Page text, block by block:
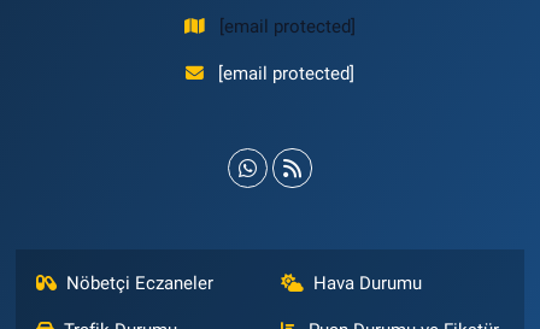
[email protected]
[email protected]
Nöbetçi Eczaneler Hava Durumu